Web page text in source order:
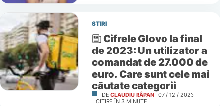
STIRI
Cifrele Glovo la final
de 2023: Un utilizator a
comandat de 27.000 de
euro. Care sunt cele mai
căutate categorii
DE CLAUDIU RÂPAN 07 / 12 / 2023
CITIRE ÎN 3 MINUTE